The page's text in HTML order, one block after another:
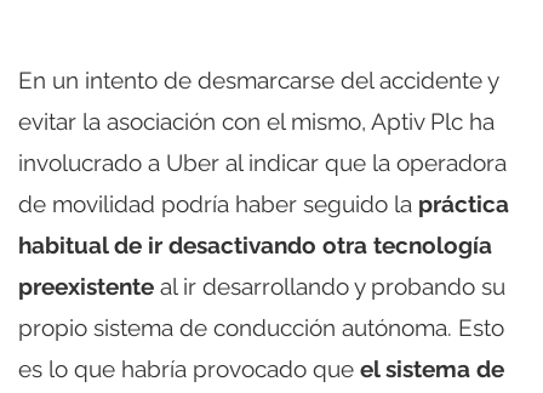
En un intento de desmarcarse del accidente y
evitar la asociación con el mismo, Aptiv Plc ha
involucrado a Uber al indicar que la operadora
de movilidad podría haber seguido la práctica
habitual de ir desactivando otra tecnología
preexistente al ir desarrollando y probando su
propio sistema de conducción autónoma. Esto
es lo que habría provocado que el sistema de